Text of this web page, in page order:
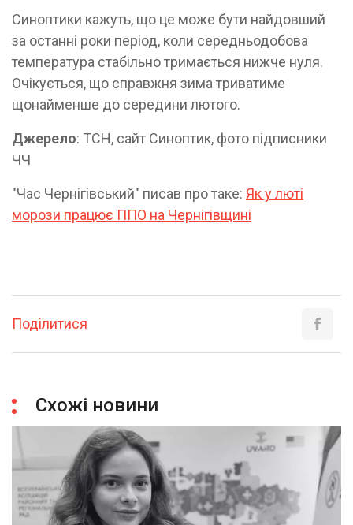
Синоптики кажуть, що це може бути найдовший
за останні роки період, коли середньодобова
температура стабільно тримається нижче нуля.
Очікується, що справжня зима триватиме
щонайменше до середини лютого.
Джерело: ТСН, сайт Синоптик, фото підписники
ЧЧ
"Час Чернігівський" писав про таке: Як у люті
морози працює ППО на Чернігівщині
Поділитися
Схожі новини